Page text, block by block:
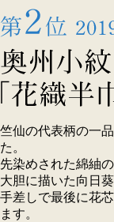
竺仙の代表柄の一
た。
先染めされた綿紬
大胆に描いた向日
手差しで最後に花
ます。